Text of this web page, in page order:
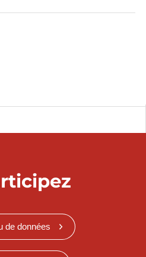
de données